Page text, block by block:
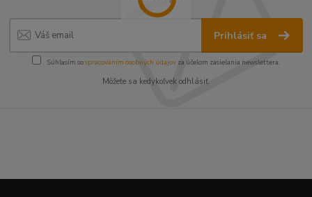
Prihlásiť sa
Súhlasím sospracovaním osobných údajov za účelom zasielania newslettera.
Môžete sa kedykoľvek odhlásiť.